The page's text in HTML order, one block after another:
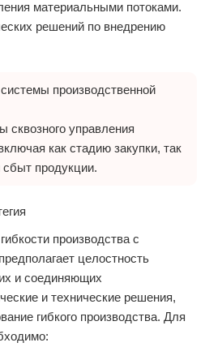
материальными потоками.
решений по внедрению
производственной
сквозного управления
как стадию закупки, так
сбыт продукции.
производства с
целостность
и соединяющих
и технические решения,
гибкого производства. Для